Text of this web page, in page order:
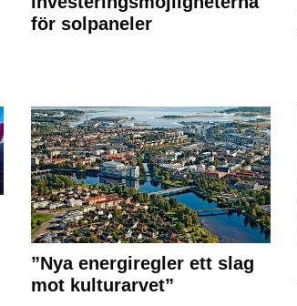
för solpaneler
”Nya energiregler ett slag
mot kulturarvet”